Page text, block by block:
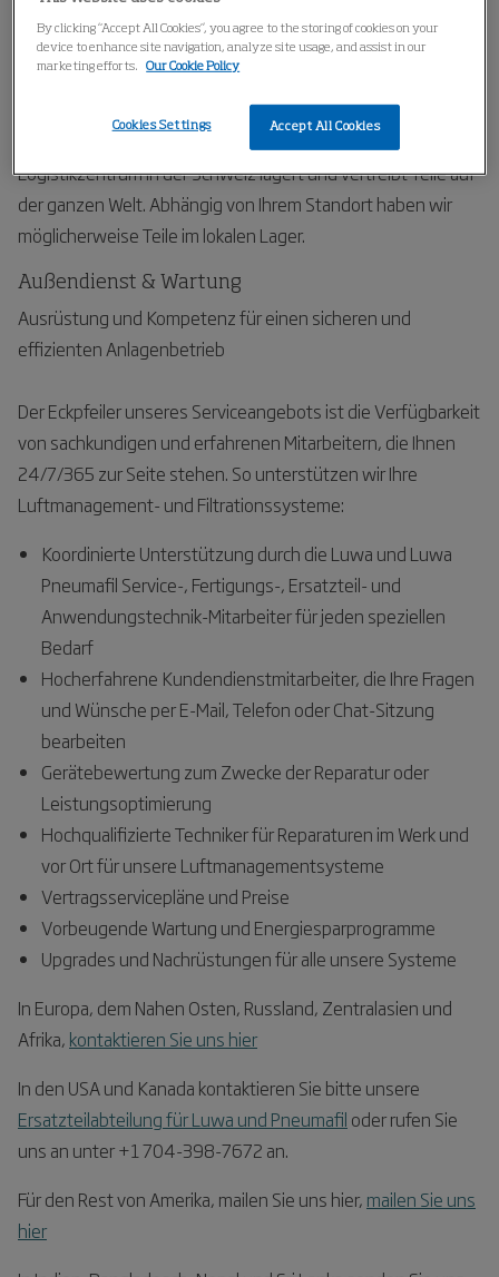
Bereich zu erweitern.
Ersatzteile & Zubehör
Unsere engagierten Service- und Ersatzteilteams können
jede Anfrage für Ihre Luwa-Ausrüstung bearbeiten. Unser
Logistikzentrum in der Schweiz lagert und vertreibt Teile auf
der ganzen Welt. Abhängig von Ihrem Standort haben wir
möglicherweise Teile im lokalen Lager.
Außendienst & Wartung
Ausrüstung und Kompetenz für einen sicheren und
effizienten Anlagenbetrieb
Der Eckpfeiler unseres Serviceangebots ist die Verfügbarkeit
von sachkundigen und erfahrenen Mitarbeitern, die Ihnen
24/7/365 zur Seite stehen. So unterstützen wir Ihre
Luftmanagement- und Filtrationssysteme:
Koordinierte Unterstützung durch die Luwa und Luwa
Pneumafil Service-, Fertigungs-, Ersatzteil- und
Anwendungstechnik-Mitarbeiter für jeden speziellen
Bedarf
Hocherfahrene Kundendienstmitarbeiter, die Ihre Fragen
und Wünsche per E-Mail, Telefon oder Chat-Sitzung
bearbeiten
Gerätebewertung zum Zwecke der Reparatur oder
Leistungsoptimierung
Hochqualifizierte Techniker für Reparaturen im Werk und
vor Ort für unsere Luftmanagementsysteme
Vertragsservicepläne und Preise
Vorbeugende Wartung und Energiesparprogramme
Upgrades und Nachrüstungen für alle unsere Systeme
In Europa, dem Nahen Osten, Russland, Zentralasien und
Afrika, kontaktieren Sie uns hier
In den USA und Kanada kontaktieren Sie bitte unsere
Ersatzteilabteilung für Luwa und Pneumafil oder rufen Sie
uns an unter +1 704-398-7672 an.
Für den Rest von Amerika, mailen Sie uns hier, mailen Sie uns
hier
By clicking “Accept All Cookies”, you agree to the storing of cookies on your
device to enhance site navigation, analyze site usage, and assist in our
marketing efforts. Our Cookie Policy
Accept All Cookies
Cookies Settings